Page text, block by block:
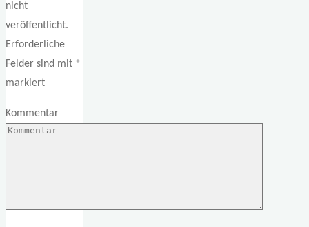
nicht
veröffentlicht.
Erforderliche
Felder sind mit *
markiert
Kommentar